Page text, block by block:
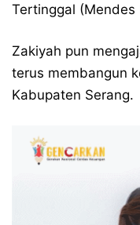
Tertinggal (Mendes
Zakiyah pun
terus membangun
Kabupaten Serang.